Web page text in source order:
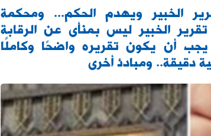
الخبير ويهدم الحكم... ومحكمة
الخبير ليس بمنأى عن الرقابة
يجب أن يكون تقريره واضحًا وكاملًا
دقيقة.. ومبادئ أخرى